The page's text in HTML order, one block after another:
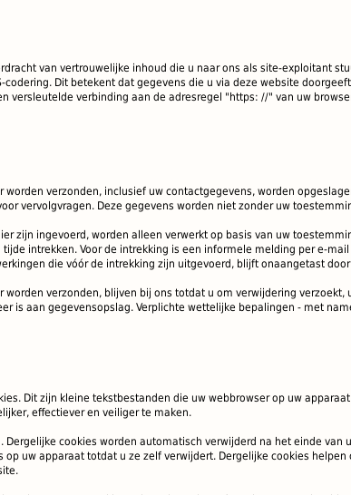
van vertrouwelijke inhoud die u naar ons als site-exploitant
codering. Dit betekent dat gegevens die u via deze website
versleutelde verbinding aan de adresregel "https: //" van uw
verzonden, inclusief uw contactgegevens, worden
vervolgvragen. Deze gegevens worden niet zonder uw
zijn ingevoerd, worden alleen verwerkt op basis van uw
tijde intrekken. Voor de intrekking is een informele melding per e-
die vóór de intrekking zijn uitgevoerd, blijft onaangetast
worden verzonden, blijven bij ons totdat u om verwijdering verzoekt,
is aan gegevensopslag. Verplichte wettelijke bepalingen - met
Dit zijn kleine tekstbestanden die uw webbrowser op uw
effectiever en veiliger te maken.
cookies worden automatisch verwijderd na het einde van
uw apparaat totdat u ze zelf verwijdert. Dergelijke cookies helpen